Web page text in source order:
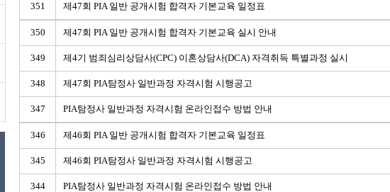
351 제47회 PIA 일반 공개시험 합격자 기본교육 일정표
350 제47회 PIA 일반 공개시험 합격자 기본교육 실시 안내
349 제4기 범죄심리상담사(CPC) 이혼상담사(DCA) 자격취득 특별과정 실시
348 제47회 PIA탐정사 일반과정 자격시험 시행공고
347 PIA탐정사 일반과정 자격시험 온라인접수 방법 안내
346 제46회 PIA 일반 공개시험 합격자 기본교육 일정표
345 제46회 PIA탐정사 일반과정 자격시험 시행공고
344 PIA탐정사 일반과정 자격시험 온라인접수 방법 안내